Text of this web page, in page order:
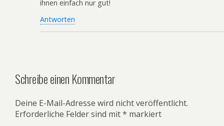
ihnen einfach nur gut!
Antworten
Schreibe einen Kommentar
Deine E-Mail-Adresse wird nicht veröffentlicht.
Erforderliche Felder sind mit* markiert